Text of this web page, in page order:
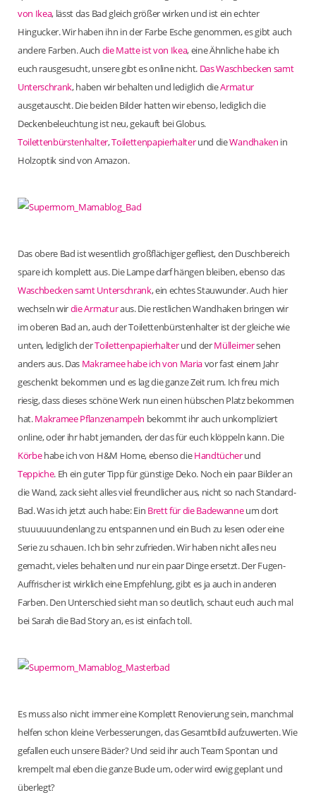
von Ikea, lässt das Bad gleich größer wirken und ist ein echter
Hingucker. Wir haben ihn in der Farbe Esche genommen, es gibt auch
andere Farben. Auch die Matte ist von Ikea, eine Ähnliche habe ich
euch rausgesucht, unsere gibt es online nicht. Das Waschbecken samt
Unterschrank, haben wir behalten und lediglich dieArmatur
ausgetauscht. Die beiden Bilder hatten wir ebenso, lediglich die
Deckenbeleuchtung ist neu, gekauft bei Globus.
Toilettenbürstenhalter,Toilettenpapierhalterund dieWandhaken in
Holzoptik sind von Amazon.
Das obere Bad ist wesentlich großflächiger gefliest, den Duschbereich
spare ich komplett aus. Die Lampe darf hängen bleiben, ebenso das
Waschbecken samt Unterschrank, ein echtes Stauwunder. Auch hier
wechseln wirdie Armaturaus. Die restlichen Wandhaken bringen wir
im oberen Bad an, auch der Toilettenbürstenhalter ist der gleiche wie
unten, lediglich derToilettenpapierhalterund derMülleimersehen
anders aus. Das Makramee habe ich von Mariavor fast einem Jahr
geschenkt bekommen und es lag die ganze Zeit rum. Ich freu mich
riesig, dass dieses schöne Werk nun einen hübschen Platz bekommen
hat.Makramee Pflanzenampeln bekommt ihr auch unkompliziert
online, oder ihr habt jemanden, der das für euch klöppeln kann. Die
Körbehabe ich von H&M Home, ebenso dieHandtücherund
Teppiche. Eh ein guter Tipp für günstige Deko. Noch ein paar Bilder an
die Wand, zack sieht alles viel freundlicher aus, nicht so nach Standard-
Bad. Was ich jetzt auch habe: Ein Brett für die Badewanneum dort
stuuuuuundenlang zu entspannen und ein Buch zu lesen oder eine
Serie zu schauen. Ich bin sehr zufrieden. Wir haben nicht alles neu
gemacht, vieles behalten und nur ein paar Dinge ersetzt. Der Fugen-
Auffrischer ist wirklich eine Empfehlung, gibt es ja auch in anderen
Farben. Den Unterschied sieht man so deutlich, schaut euch auch mal
bei Sarah die Bad Story an, es ist einfach toll.
Es muss also nicht immer eine Komplett Renovierung sein, manchmal
helfen schon kleine Verbesserungen, das Gesamtbild aufzuwerten. Wie
gefallen euch unsere Bäder? Und seid ihr auch Team Spontan und
krempelt mal eben die ganze Bude um, oder wird ewig geplant und
überlegt?